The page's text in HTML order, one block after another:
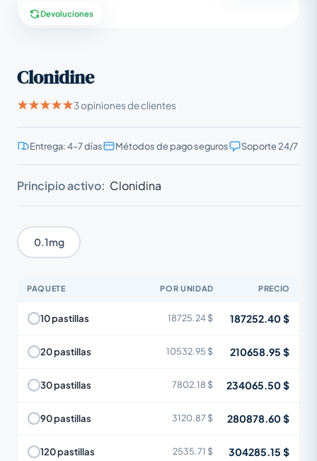
Devoluciones
Clonidine
3 opiniones de clientes
Entrega: 4–7 días Métodos de pago seguros Soporte 24/7
Principio activo: Clonidina
0.1mg
PAQUETE POR UNIDAD PRECIO
10 pastillas 18725.24 $ 187252.40 $
20 pastillas 10532.95 $ 210658.95 $
30 pastillas 7802.18 $ 234065.50 $
90 pastillas 3120.87 $ 280878.60 $
120 pastillas 2535.71 $ 304285.15 $